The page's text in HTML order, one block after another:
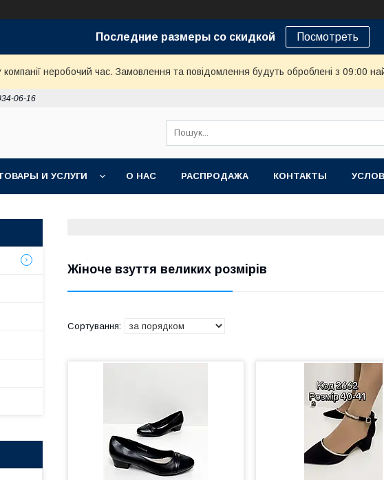
Последние размеры со скидкой Посмотреть
компанії неробочий час. Замовлення та повідомлення будуть оброблені з 09:00
06-16
И УСЛУГИ О НАС РАСПРОДАЖА КОНТАКТЫ
Жіноче взуття великих розмірів